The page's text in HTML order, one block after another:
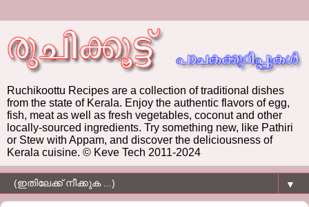
Ruchikoottu Recipes are a collection of traditional dishes
from the state of Kerala. Enjoy the authentic flavors of egg,
fish, meat as well as fresh vegetables, coconut and other
locally-sourced ingredients. Try something new, like Pathiri
or Stew with Appam, and discover the deliciousness of
Kerala cuisine. © Keve Tech 2011-2024
▼